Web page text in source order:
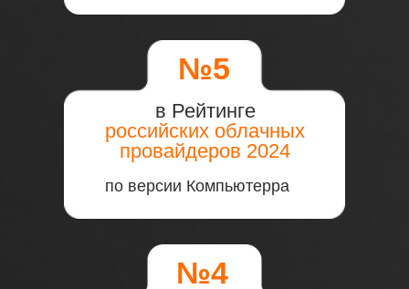
по версии Компьютерра